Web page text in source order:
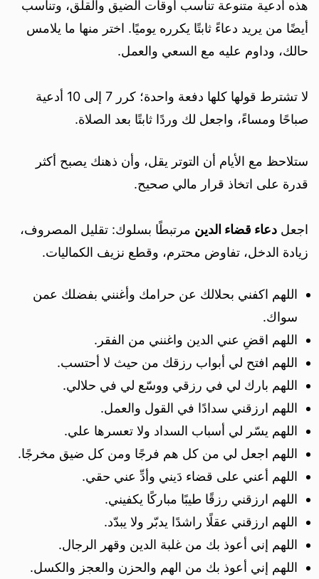
هذه أدعية متنوعة تناسب أوقات الضيق والقلق، وتناسب
أيضًا من يريد دعاءً ثابتًا يكرره يوميًا. اختر منها ما يلامس
حالك، وداوم عليه مع السعي والعمل.
لا تشترط قولها كلها دفعة واحدة؛ كرر 7 إلى 10 أدعية
صباحًا ومساءً، واجعل لك وردًا ثابتًا بعد الصلاة.
ستلاحظ مع الأيام أن التوتر يقل، وأن ذهنك يصبح أكثر
قدرة على اتخاذ قرار مالي صحيح.
اجعل دعاء قضاء الدين مرتبطًا بسلوك: تقليل المصروف،
زيادة الدخل، تفاوض محترم، وقطع نزيف الكماليات.
اللهم اكفني بحلالك عن حرامك وأغنني بفضلك عمن
سواك.
اللهم اقضِ عني الدين واغنني من الفقر.
اللهم افتح لي أبواب رزقك من حيث لا أحتسب.
اللهم بارك لي في رزقي ووسّع لي في حلالي.
اللهم ارزقني سدادًا في القول والعمل.
اللهم يسّر لي أسباب السداد ولا تعسرها علي.
اللهم اجعل لي من كل هم فرجًا ومن كل ضيق مخرجًا.
اللهم أعني على قضاء دَيني وأدِّ عني حقي.
اللهم ارزقني رزقًا طيبًا مباركًا يكفيني.
اللهم ارزقني عقلًا راشدًا يدبّر ولا يبدّد.
اللهم إني أعوذ بك من غلبة الدين وقهر الرجال.
اللهم إني أعوذ بك من الهم والحزن والعجز والكسل.